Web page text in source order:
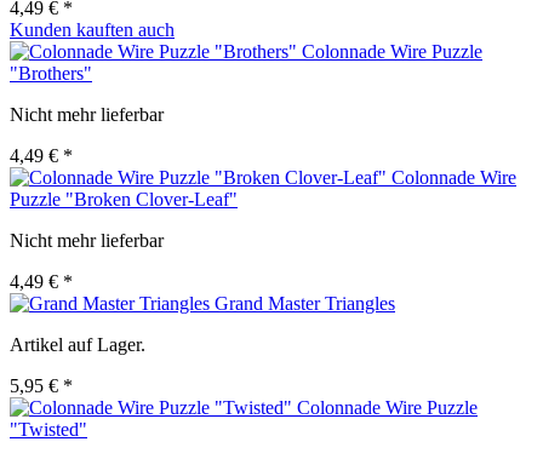
4,49 € *
Kunden kauften auch
Colonnade Wire Puzzle
"Brothers"
Nicht mehr lieferbar
4,49 € *
Colonnade Wire
Puzzle "Broken Clover-Leaf"
Nicht mehr lieferbar
4,49 € *
Grand Master Triangles
Artikel auf Lager.
5,95 € *
Colonnade Wire Puzzle
"Twisted"